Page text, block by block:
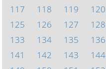
117
118 119 120
125
126 127 128
133
134 135 136
141
142 143 144